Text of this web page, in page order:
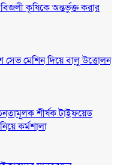
কৃষিকে অন্তর্ভুক্ত করার
সেভ মেশিন দিয়ে বালু উত্তোলন
শীর্ষক টাইফয়েড
কর্মশালা